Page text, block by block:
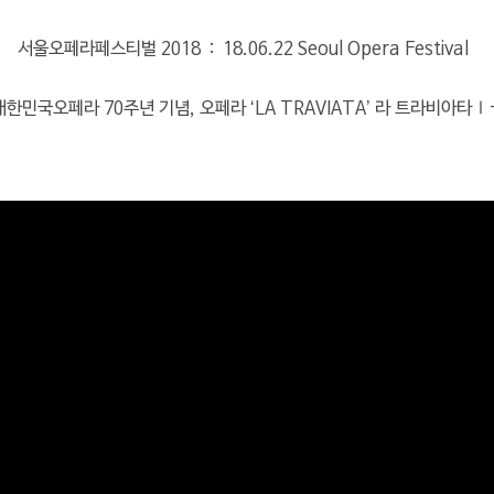
서울오페라페스티벌 2018 : 18.06.22 Seoul Opera Festival
민국오페라 70주년 기념, 오페라 ‘LA TRAVIATA’ 라 트라비아